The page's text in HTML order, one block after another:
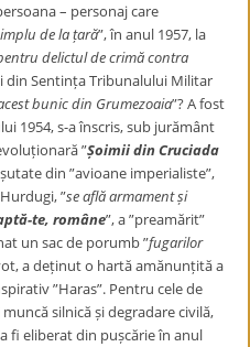
– personaj care
de la țară”, în anul 1957, la
delictul de crimă contra
din Sentința Tribunalului Militar
bunic din Grumezoaia”? A fost
1954, s-a înscris, sub jurământ
”Șoimii din Cruciada
din ”avioane imperialiste”,
”se află armament și
te, române”, a ”preamărit”
un sac de porumb ”fugarilor
a deținut o hartă amănunțită a
”Haras”. Pentru cele de
silnică și degradare civilă,
fi eliberat din pușcărie în anul